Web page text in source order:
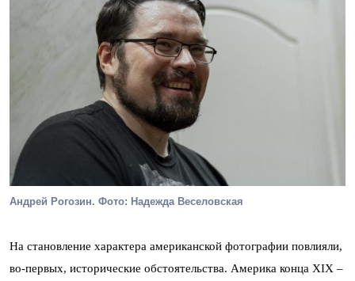
Андрей Рогозин. Фото: Надежда Веселовская
На становление характера американской фотографии повлияли,
во-первых, исторические обстоятельства. Америка конца XIX –